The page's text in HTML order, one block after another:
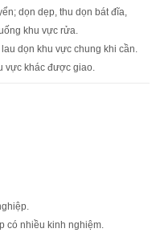
dọn dẹp, thu dọn bát đĩa,
khu vực rửa.
dọn khu vực chung khi cần.
vực khác được giao.
có nhiều kinh nghiệm.